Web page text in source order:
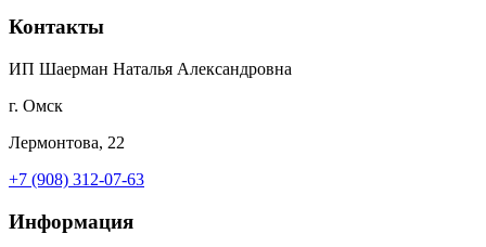
Контакты
ИП Шаерман Наталья Александровна
г. Омск
Лермонтова, 22
+7 (908) 312-07-63
Информация